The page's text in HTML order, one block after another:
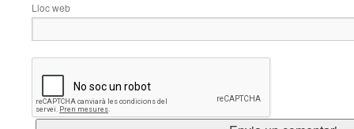
Lloc web